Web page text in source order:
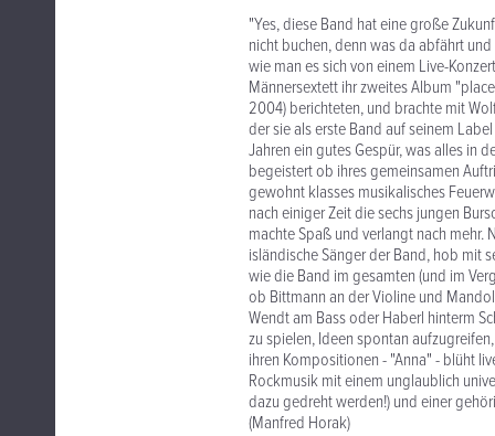
"Yes, diese Band hat eine große
nicht buchen, denn was da abfährt
wie man es sich von einem Live-
Männersextett ihr zweites Album
2004) berichteten, und brachte mit
der sie als erste Band auf seinem
Jahren ein gutes Gespür, was alles in
begeistert ob ihres gemeinsamen
gewohnt klasses musikalisches
nach einiger Zeit die sechs jungen
machte Spaß und verlangt nach
isländische Sänger der Band, hob mit
wie die Band im gesamten (und im
ob Bittmann an der Violine und
Wendt am Bass oder Haberl hinterm
zu spielen, Ideen spontan
ihren Kompositionen - "Anna" - blüht
Rockmusik mit einem unglaublich
dazu gedreht werden!) und einer
(Manfred Horak)